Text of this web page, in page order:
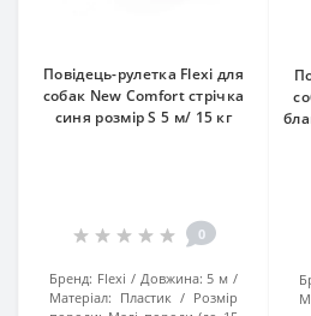
Повідець-рулетка Flexi для
собак New Comfort стрічка
синя розмір S 5 м/ 15 кг
0
Бренд: Flexi Довжина: 5 м
Матеріал: Пластик
Розмір